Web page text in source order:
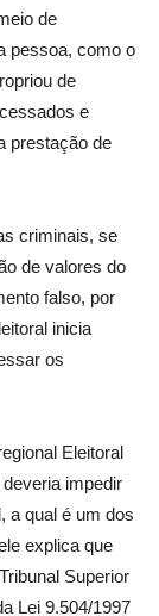
de
pessoa, como o
de
e
prestação de
criminais, se
de valores do
falso, por
inicia
os
Eleitoral
impedir
a qual é um dos
explica que
Superior
Lei 9.504/1997